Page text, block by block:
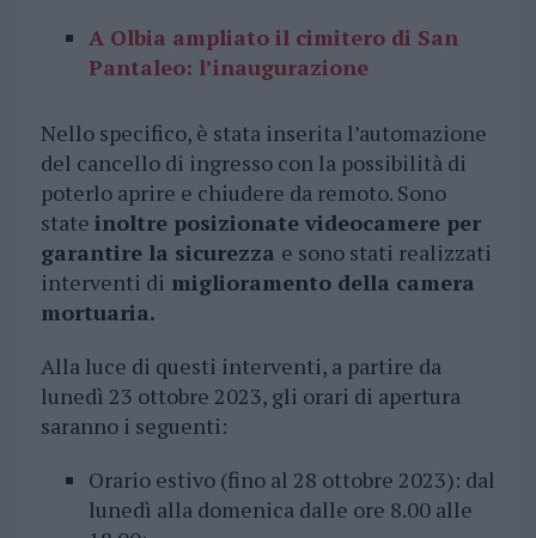
A Olbia ampliato il cimitero di San
Pantaleo: l’inaugurazione
Nello specifico, è stata inserita l’automazione
del cancello di ingresso con la possibilità di
poterlo aprire e chiudere da remoto. Sono
state inoltre posizionate videocamere per
garantire la sicurezza e sono stati realizzati
interventi di miglioramento della camera
mortuaria.
Alla luce di questi interventi, a partire da
lunedì 23 ottobre 2023, gli orari di apertura
saranno i seguenti:
Orario estivo (fino al 28 ottobre 2023): dal
lunedì alla domenica dalle ore 8.00 alle